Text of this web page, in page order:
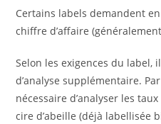
Certains labels demandent
chiffre d’affaire
Selon les exigences du label,
d’analyse supplémentaire.
nécessaire d’analyser les
cire d’abeille (déjà labellisée